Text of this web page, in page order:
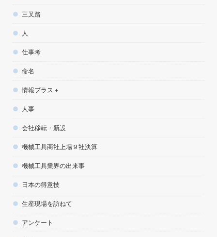
三叉路
人
仕事考
命名
情報プラス＋
人事
会社移転・新設
機械工具商社上場９社決算
機械工具業界の出来事
日本の得意技
生産現場を訪ねて
アンケート